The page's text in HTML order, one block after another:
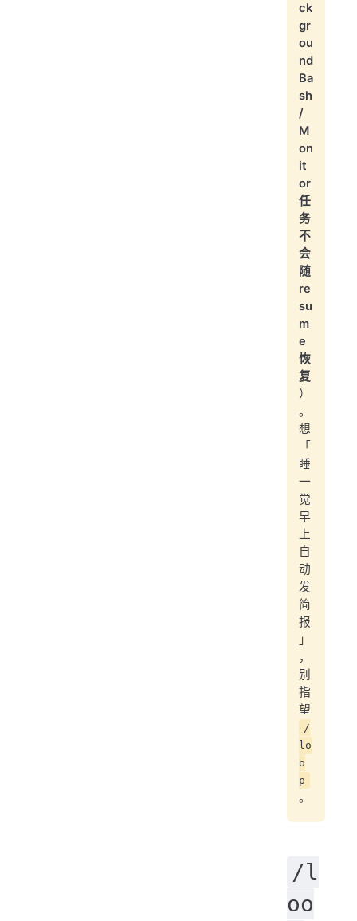
ck
gr
ou
nd
Ba
sh
/
M
on
it
or
任
务
不
会
随
re
su
m
e
恢
复
）
。
想
「
睡
一
觉
早
上
自
动
发
简
报
」
，
别
指
望
/
lo
o
p
。
/l
oo